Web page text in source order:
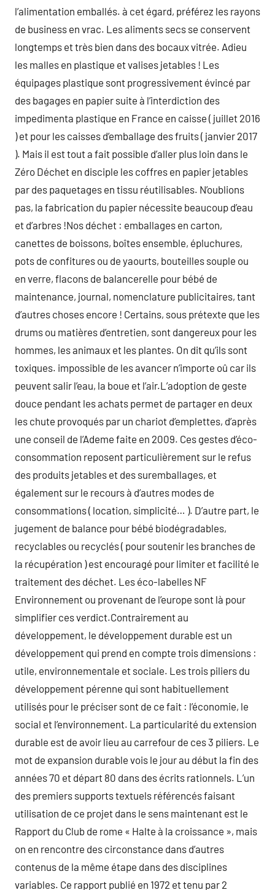
l’alimentation emballés. à cet égard, préférez les rayons
de business en vrac. Les aliments secs se conservent
longtemps et très bien dans des bocaux vitrée. Adieu
les malles en plastique et valises jetables ! Les
équipages plastique sont progressivement évincé par
des bagages en papier suite à l’interdiction des
impedimenta plastique en France en caisse ( juillet 2016
) et pour les caisses d’emballage des fruits ( janvier 2017
). Mais il est tout a fait possible d’aller plus loin dans le
Zéro Déchet en disciple les coffres en papier jetables
par des paquetages en tissu réutilisables. N’oublions
pas, la fabrication du papier nécessite beaucoup d’eau
et d’arbres !Nos déchet : emballages en carton,
canettes de boissons, boîtes ensemble, épluchures,
pots de confitures ou de yaourts, bouteilles souple ou
en verre, flacons de balancerelle pour bébé de
maintenance, journal, nomenclature publicitaires, tant
d’autres choses encore ! Certains, sous prétexte que les
drums ou matières d’entretien, sont dangereux pour les
hommes, les animaux et les plantes. On dit qu’ils sont
toxiques. impossible de les avancer n’importe oû car ils
peuvent salir l’eau, la boue et l’air.L’adoption de geste
douce pendant les achats permet de partager en deux
les chute provoqués par un chariot d’emplettes, d’après
une conseil de l’Ademe faite en 2009. Ces gestes d’éco-
consommation reposent particulièrement sur le refus
des produits jetables et des suremballages, et
également sur le recours à d’autres modes de
consommations ( location, simplicité… ). D’autre part, le
jugement de balance pour bébé biodégradables,
recyclables ou recyclés ( pour soutenir les branches de
la récupération ) est encouragé pour limiter et facilité le
traitement des déchet. Les éco-labelles NF
Environnement ou provenant de l’europe sont là pour
simplifier ces verdict.Contrairement au
développement, le développement durable est un
développement qui prend en compte trois dimensions :
utile, environnementale et sociale. Les trois piliers du
développement pérenne qui sont habituellement
utilisés pour le préciser sont de ce fait : l’économie, le
social et l’environnement. La particularité du extension
durable est de avoir lieu au carrefour de ces 3 piliers. Le
mot de expansion durable vois le jour au début la fin des
années 70 et départ 80 dans des écrits rationnels. L’un
des premiers supports textuels référencés faisant
utilisation de ce projet dans le sens maintenant est le
Rapport du Club de rome « Halte à la croissance », mais
on en rencontre des circonstance dans d’autres
contenus de la même étape dans des disciplines
variables. Ce rapport publié en 1972 et tenu par 2